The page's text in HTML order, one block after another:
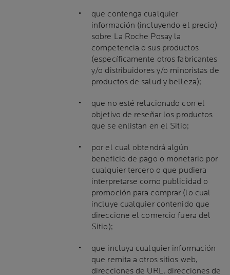
que contenga cualquier
información (incluyendo el precio)
sobre La Roche Posay la
competencia o sus productos
(específicamente otros fabricantes
y/o distribuidores y/o minoristas de
productos de salud y belleza);
que no esté relacionado con el
objetivo de reseñar los productos
que se enlistan en el Sitio;
por el cual obtendrá algún
beneficio de pago o monetario por
cualquier tercero o que pudiera
interpretarse como publicidad o
promoción para comprar (lo cual
incluye cualquier contenido que
direccione el comercio fuera del
Sitio);
que incluya cualquier información
que remita a otros sitios web,
direcciones de URL, direcciones de